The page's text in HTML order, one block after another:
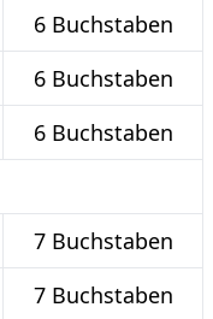
6 Buchstaben
6 Buchstaben
6 Buchstaben
7 Buchstaben
7 Buchstaben